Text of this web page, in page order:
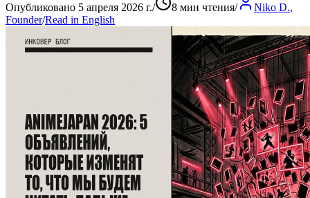
Опубликовано 5 апреля 2026 г./ 8 мин чтения/ Niko D.,
Founder/Read in English